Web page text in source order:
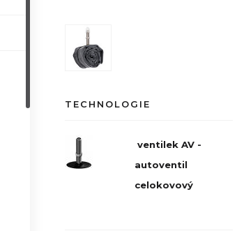
TECHNOLOGIE
ventilek AV -
autoventil
celokovový